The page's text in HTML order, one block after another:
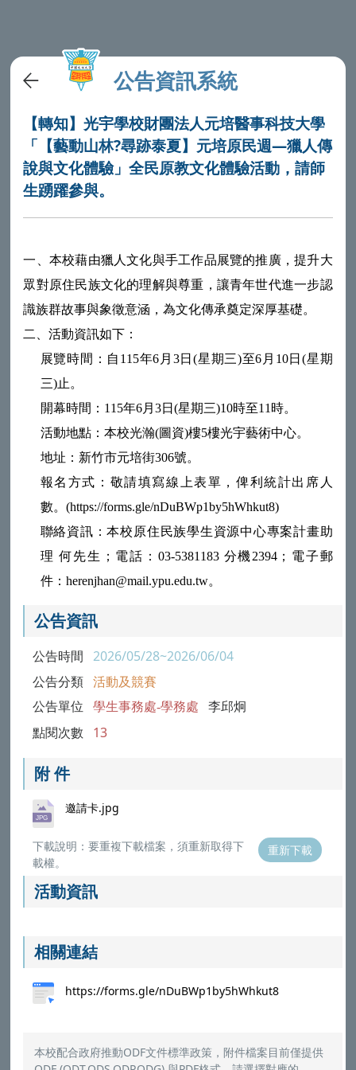
公告資訊系統
【轉知】光宇學校財團法人元培醫事科技大學
「【藝動山林?尋跡泰夏】元培原民週—獵人傳
說與文化體驗」全民原教文化體驗活動，請師
生踴躍參與。
一、本校藉由獵人文化與手工作品展覽的推廣，提升大
眾對原住民族文化的理解與尊重，讓青年世代進一步認
識族群故事與象徵意涵，為文化傳承奠定深厚基礎。
二、活動資訊如下：
展覽時間：自115年6月3日(星期三)至6月10日(星期
三)止。
開幕時間：115年6月3日(星期三)10時至11時。
活動地點：本校光瀚(圖資)樓5樓光宇藝術中心。
地址：新竹市元培街306號。
報名方式：敬請填寫線上表單，俾利統計出席人
數。(https://forms.gle/nDuBWp1by5hWhkut8)
聯絡資訊：本校原住民族學生資源中心專案計畫助
理 何先生；電話：03-5381183 分機2394；電子郵
件：herenjhan@mail.ypu.edu.tw。
公告資訊
公告時間 2026/05/28~2026/06/04
公告分類 活動及競賽
公告單位 學生事務處-學務處 李邱炯
點閱次數 13
附 件
邀請卡.jpg
下載說明：要重複下載檔案，須重新取得下
載權。
重新下載
活動資訊
相關連結
https://forms.gle/nDuBWp1by5hWhkut8
本校配合政府推動ODF文件標準政策，附件檔案目前僅提供